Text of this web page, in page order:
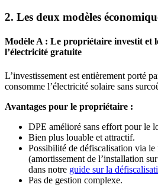
2. Les deux modèles
Modèle A : Le propriétaire investit et
l’électricité gratuite
L’investissement est entièrement porté
consomme l’électricité solaire sans
Avantages pour le propriétaire :
DPE amélioré sans effort pour le
Bien plus louable et attractif.
Possibilité de défiscalisation via
(amortissement de l’installation
dans notre guide sur la
Pas de gestion complexe.